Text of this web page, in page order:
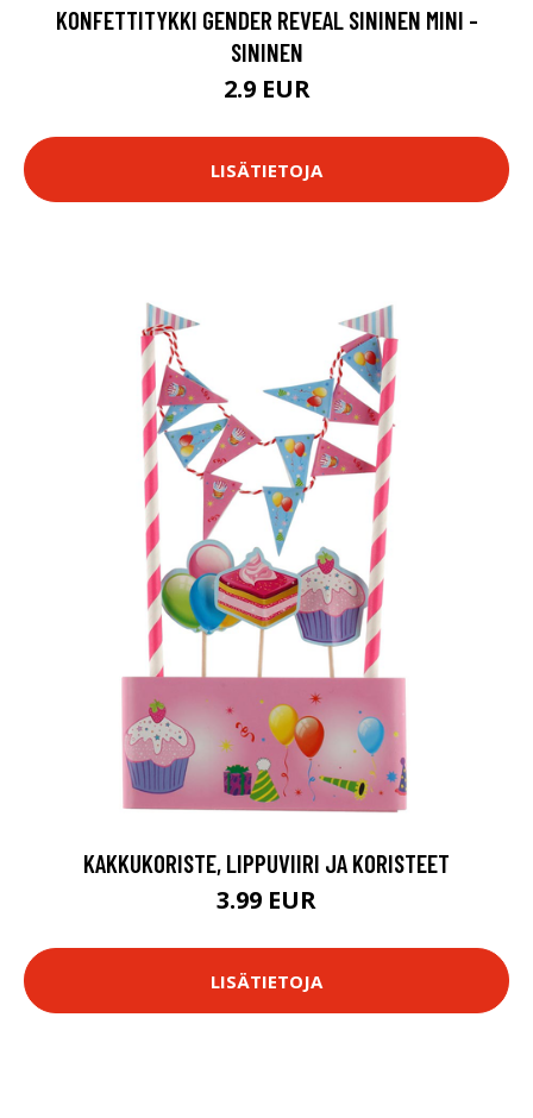
KONFETTITYKKI GENDER REVEAL SININEN MINI -
SININEN
2.9 EUR
LISÄTIETOJA
KAKKUKORISTE, LIPPUVIIRI JA KORISTEET
3.99 EUR
LISÄTIETOJA